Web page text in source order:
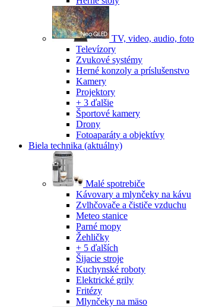
TV, video, audio, foto
Televízory
Zvukové systémy
Herné konzoly a príslušenstvo
Kamery
Projektory
+ 3 ďalšie
Športové kamery
Drony
Fotoaparáty a objektívy
Biela technika (aktuálny)
Malé spotrebiče
Kávovary a mlynčeky na kávu
Zvlhčovače a čističe vzduchu
Meteo stanice
Parné mopy
Žehličky
+ 5 ďalších
Šijacie stroje
Kuchynské roboty
Elektrické grily
Fritézy
Mlynčeky na mäso